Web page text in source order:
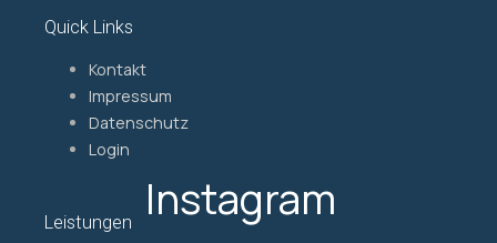
Quick Links
Kontakt
Impressum
Datenschutz
Login
Instagram
Leistungen